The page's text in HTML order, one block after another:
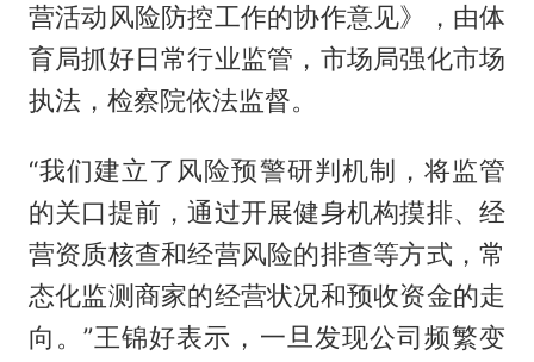
营活动风险防控工作的协作意见》，由体
育局抓好日常行业监管，市场局强化市场
执法，检察院依法监督。
“我们建立了风险预警研判机制，将监管
的关口提前，通过开展健身机构摸排、经
营资质核查和经营风险的排查等方式，常
态化监测商家的经营状况和预收资金的走
向。”王锦好表示，一旦发现公司频繁变